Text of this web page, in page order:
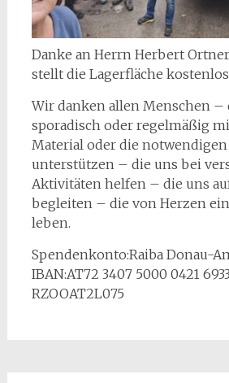
Danke an Herrn Herbert
stellt die Lagerfläche
Wir danken allen Menschen –
sporadisch oder regelmäßig
Material oder die
unterstützen – die uns bei
Aktivitäten helfen – die uns
begleiten – die von Herzen
leben.
Spendenkonto:Raiba Donau-
IBAN:AT72 3407 5000 0421
RZOOAT2L075